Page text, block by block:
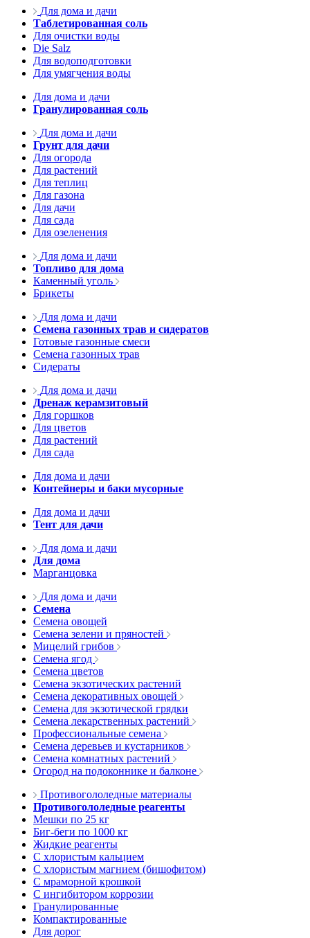
Для дома и дачи
Таблетированная соль
Для очистки воды
Die Salz
Для водоподготовки
Для умягчения воды
Для дома и дачи
Гранулированная соль
Для дома и дачи
Грунт для дачи
Для огорода
Для растений
Для теплиц
Для газона
Для дачи
Для сада
Для озеленения
Для дома и дачи
Топливо для дома
Каменный уголь
Брикеты
Для дома и дачи
Семена газонных трав и сидератов
Готовые газонные смеси
Семена газонных трав
Сидераты
Для дома и дачи
Дренаж керамзитовый
Для горшков
Для цветов
Для растений
Для сада
Для дома и дачи
Контейнеры и баки мусорные
Для дома и дачи
Тент для дачи
Для дома и дачи
Для дома
Марганцовка
Для дома и дачи
Семена
Семена овощей
Семена зелени и пряностей
Мицелий грибов
Семена ягод
Семена цветов
Семена экзотических растений
Семена декоративных овощей
Семена для экзотической грядки
Семена лекарственных растений
Профессиональные семена
Семена деревьев и кустарников
Семена комнатных растений
Огород на подоконнике и балконе
Противогололедные материалы
Противогололедные реагенты
Мешки по 25 кг
Биг-беги по 1000 кг
Жидкие реагенты
С хлористым кальцием
С хлористым магнием (бишофитом)
С мраморной крошкой
С ингибитором коррозии
Гранулированные
Компактированные
Для дорог